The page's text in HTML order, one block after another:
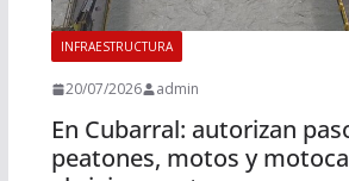
INFRAESTRUCTURA
20/07/2026 admin
En Cubarral: autorizan
peatones, motos y